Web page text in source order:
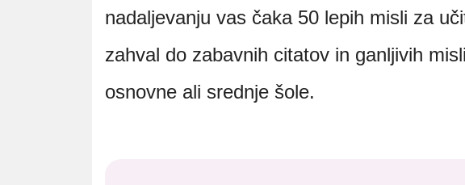
nadaljevanju vas čaka 50 lepih misli za
zahval do zabavnih citatov in ganljivih
osnovne ali srednje šole.